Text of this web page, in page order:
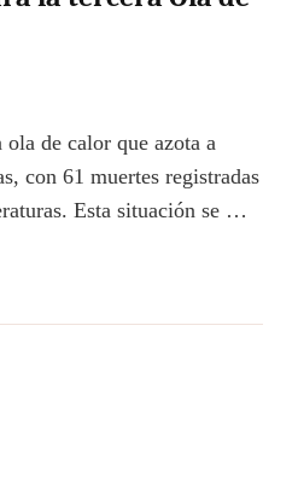
ola de calor que azota a
con 61 muertes registradas
Esta situación se …